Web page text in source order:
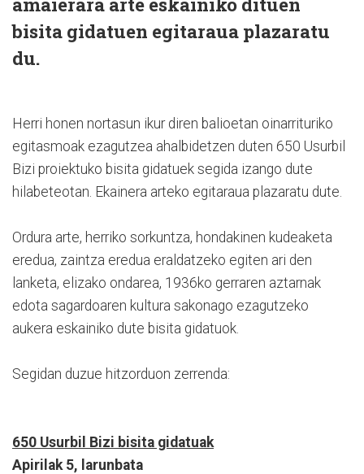
bisita gidatuen egitaraua plazaratu
du.
Herri honen nortasun ikur diren balioetan oinarrituriko
egitasmoak ezagutzea ahalbidetzen duten 650 Usurbil
Bizi proiektuko bisita gidatuek segida izango dute
hilabeteotan. Ekainera arteko egitaraua plazaratu dute.
Ordura arte, herriko sorkuntza, hondakinen kudeaketa
eredua, zaintza eredua eraldatzeko egiten ari den
lanketa, elizako ondarea, 1936ko gerraren aztarnak
edota sagardoaren kultura sakonago ezagutzeko
aukera eskainiko dute bisita gidatuok.
Segidan duzue hitzorduon zerrenda:
650 Usurbil Bizi bisita gidatuak
Apirilak 5, larunbata